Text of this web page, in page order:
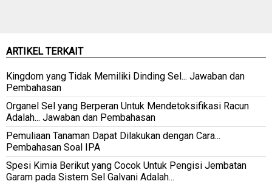
ARTIKEL TERKAIT
Kingdom yang Tidak Memiliki Dinding Sel... Jawaban dan
Pembahasan
Organel Sel yang Berperan Untuk Mendetoksifikasi Racun
Adalah... Jawaban dan Pembahasan
Pemuliaan Tanaman Dapat Dilakukan dengan Cara...
Pembahasan Soal IPA
Spesi Kimia Berikut yang Cocok Untuk Pengisi Jembatan
Garam pada Sistem Sel Galvani Adalah...